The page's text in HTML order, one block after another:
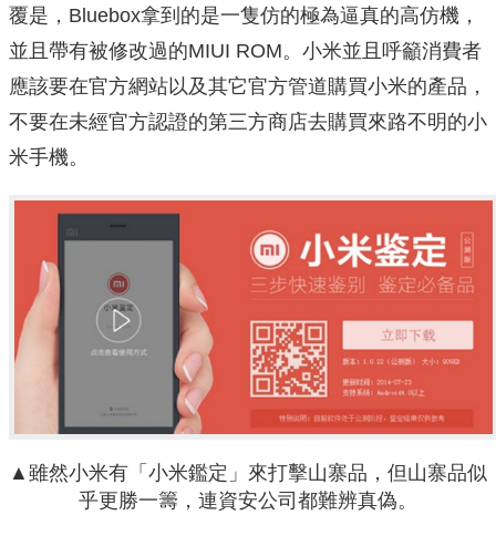
覆是，Bluebox拿到的是一隻仿的極為逼真的高仿機，
並且帶有被修改過的MIUI ROM。小米並且呼籲消費者
應該要在官方網站以及其它官方管道購買小米的產品，
不要在未經官方認證的第三方商店去購買來路不明的小
米手機。
▲雖然小米有「小米鑑定」來打擊山寨品，但山寨品似
乎更勝一籌，連資安公司都難辨真偽。